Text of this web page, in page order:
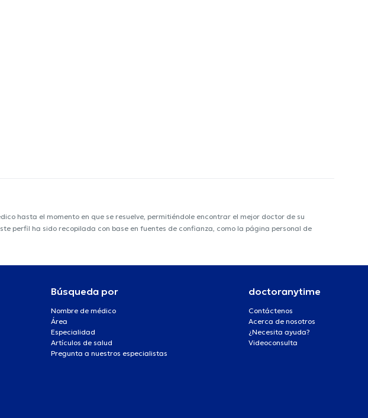
hasta el momento en que se resuelve, permitiéndole encontrar el mejor doctor de su
perfil ha sido recopilada con base en fuentes de confianza, como la página personal de
Búsqueda por
Nombre de médico
Área
Especialidad
Artículos de salud
Pregunta a nuestros especialistas
doctoranytime
Contáctenos
Acerca de nosotros
¿Necesita ayuda?
Videoconsulta